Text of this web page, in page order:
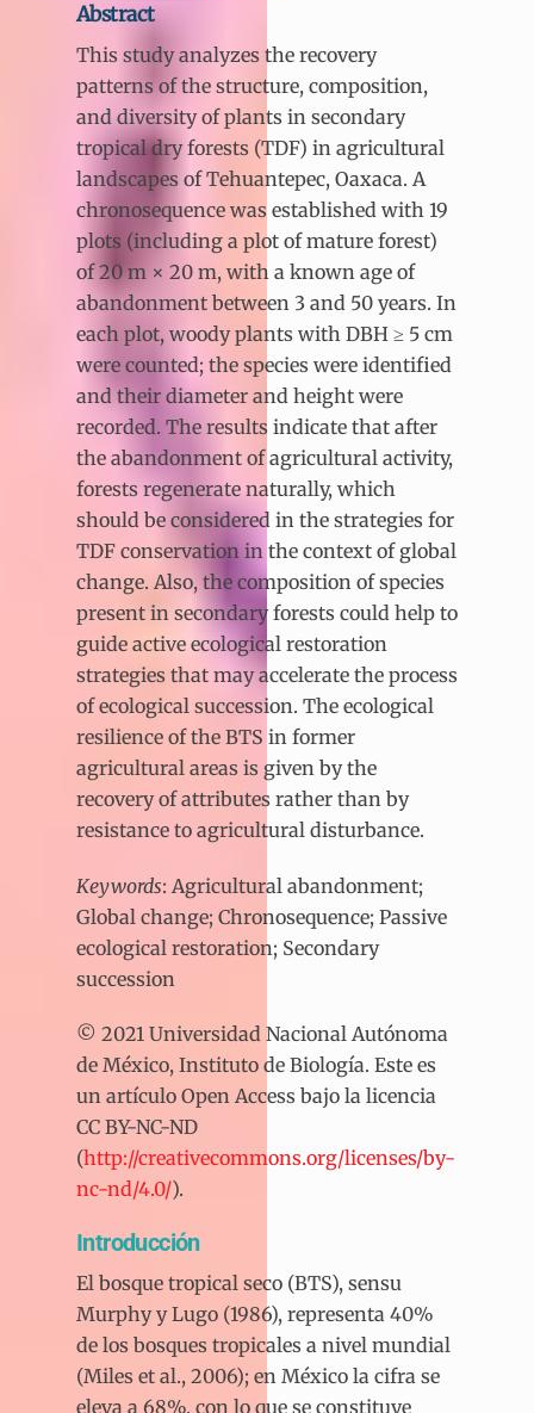
Abstract
This study analyzes the recovery
patterns of the structure, composition,
and diversity of plants in secondary
tropical dry forests (TDF) in agricultural
landscapes of Tehuantepec, Oaxaca. A
chronosequence was established with 19
plots (including a plot of mature forest)
of 20 m × 20 m, with a known age of
abandonment between 3 and 50 years. In
each plot, woody plants with DBH ≥ 5 cm
were counted; the species were identified
and their diameter and height were
recorded. The results indicate that after
the abandonment of agricultural activity,
forests regenerate naturally, which
should be considered in the strategies for
TDF conservation in the context of global
change. Also, the composition of species
present in secondary forests could help to
guide active ecological restoration
strategies that may accelerate the process
of ecological succession. The ecological
resilience of the BTS in former
agricultural areas is given by the
recovery of attributes rather than by
resistance to agricultural disturbance.
Keywords: Agricultural abandonment;
Global change; Chronosequence; Passive
ecological restoration; Secondary
succession
© 2021 Universidad Nacional Autónoma
de México, Instituto de Biología. Este es
un artículo Open Access bajo la licencia
CC BY-NC-ND
(http://creativecommons.org/licenses/by-
nc-nd/4.0/).
Introducción
El bosque tropical seco (BTS), sensu
Murphy y Lugo (1986), representa 40%
de los bosques tropicales a nivel mundial
(Miles et al., 2006); en México la cifra se
eleva a 68%, con lo que se constituye